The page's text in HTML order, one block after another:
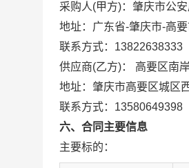
采购人(甲方)：肇庆市公
地址：广东省-肇庆市-高
联系方式：13822638333
供应商(乙方)： 高要区南
地址：肇庆市高要区城区
联系方式：13580649398
六、合同主要信息
主要标的：